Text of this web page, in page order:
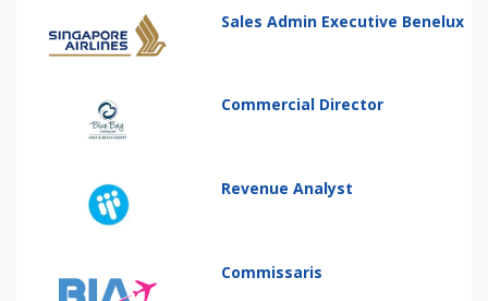
Sales Admin Executive Benelux
Commercial Director
Revenue Analyst
Commissaris